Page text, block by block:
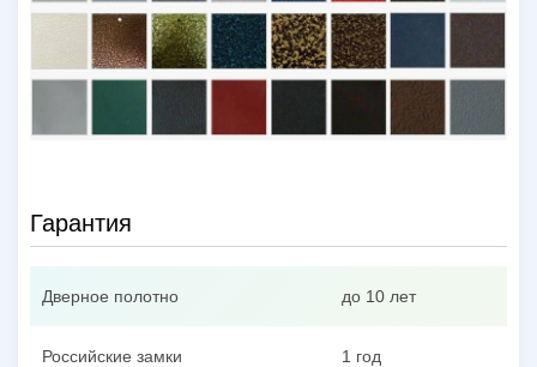
Гарантия
Дверное полотно до 10 лет
Российские замки 1 год